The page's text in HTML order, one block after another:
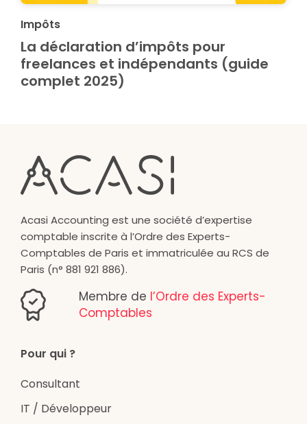
Impôts
La déclaration d’impôts pour
freelances et indépendants (guide
complet 2025)
Acasi Accounting est une société d’expertise
comptable inscrite à l’Ordre des Experts-
Comptables de Paris et immatriculée au RCS de
Paris (n° 881 921 886).
Membre de l’Ordre des Experts-
Comptables
Pour qui ?
Consultant
IT / Développeur